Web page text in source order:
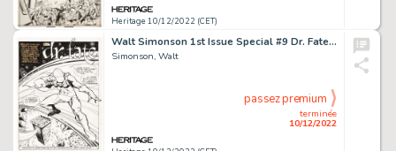
Heritage 10/12/2022 (CET)
Walt Simonson 1st Issue Special #9 Dr. Fate Splash Page 1 Original Art (DC, 1975)....
Simonson, Walt
terminée
10/12/2022
passez premium